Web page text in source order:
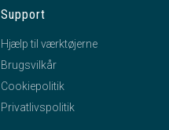
Support
Hjælp til værktøjerne
Brugsvilkår
Cookiepolitik
Privatlivspolitik